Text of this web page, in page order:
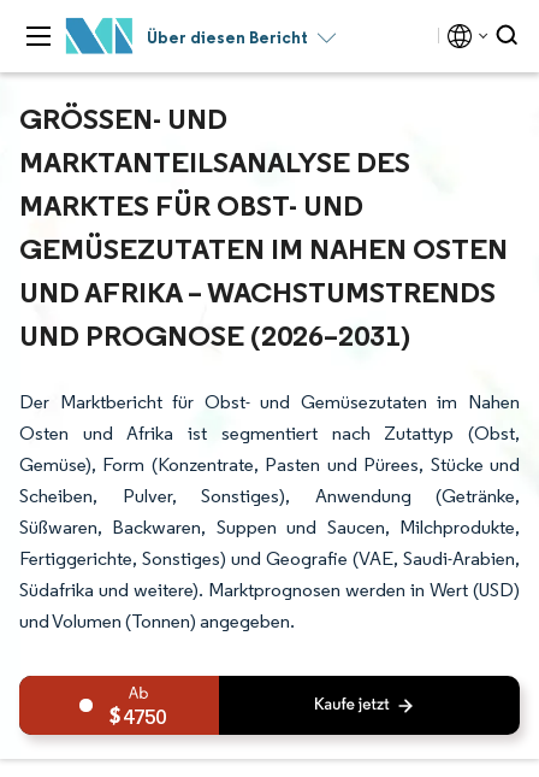
Über diesen Bericht
GRÖSSEN- UND M
ARKTANTEILSANALYSE DES M
ARKTES FÜR OBST- UND G
EMÜSEZUTATEN IM NAHEN OSTEN U
ND AFRIKA – WACHSTUMSTRENDS U
ND PROGNOSE (2026–2031)
Der Marktbericht für Obst- und Gemüsezutaten im Nahen
Osten und Afrika ist segmentiert nach Zutattyp (Obst,
Gemüse), Form (Konzentrate, Pasten und Pürees, Stücke und
Scheiben, Pulver, Sonstiges), Anwendung (Getränke,
Süßwaren, Backwaren, Suppen und Saucen, Milchprodukte,
Fertiggerichte, Sonstiges) und Geografie (VAE, Saudi-Arabien,
Südafrika und weitere). Marktprognosen werden in Wert (USD)
und Volumen (Tonnen) angegeben.
4750